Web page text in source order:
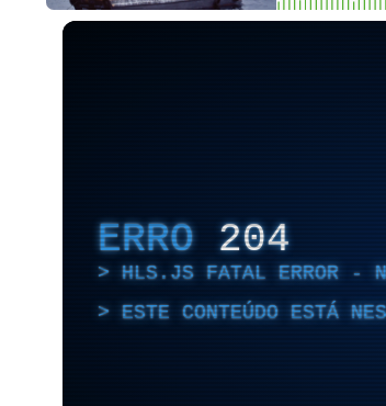
ERRO 204
HLS.JS FATAL ERROR -
ESTE CONTEÚDO ESTÁ